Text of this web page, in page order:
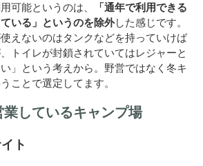
可能というのは、
「通年で利用できる
いる」というのを除外した感じです。
えないのはタンクなどを持っていけば
トイレが封鎖されていてはレジャーと
」という考えから。野営ではなく冬キ
ことで選定してます。
しているキャンプ場
ト